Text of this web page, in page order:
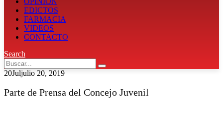
EDICTOS
FARMACIA
VIDEOS
CONTACTO
Search
20Juljulio 20, 2019
Parte de Prensa del Concejo Juvenil